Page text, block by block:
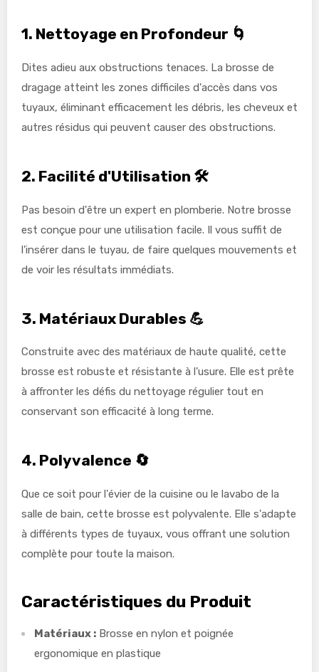
1. Nettoyage en Profondeur 🌀
Dites adieu aux obstructions tenaces. La brosse de
dragage atteint les zones difficiles d'accès dans vos
tuyaux, éliminant efficacement les débris, les cheveux et
autres résidus qui peuvent causer des obstructions.
2. Facilité d'Utilisation 🛠️
Pas besoin d'être un expert en plomberie. Notre brosse
est conçue pour une utilisation facile. Il vous suffit de
l'insérer dans le tuyau, de faire quelques mouvements et
de voir les résultats immédiats.
3. Matériaux Durables 💪
Construite avec des matériaux de haute qualité, cette
brosse est robuste et résistante à l'usure. Elle est prête
à affronter les défis du nettoyage régulier tout en
conservant son efficacité à long terme.
4. Polyvalence 🔄
Que ce soit pour l'évier de la cuisine ou le lavabo de la
salle de bain, cette brosse est polyvalente. Elle s'adapte
à différents types de tuyaux, vous offrant une solution
complète pour toute la maison.
Caractéristiques du Produit
Matériaux : Brosse en nylon et poignée
ergonomique en plastique